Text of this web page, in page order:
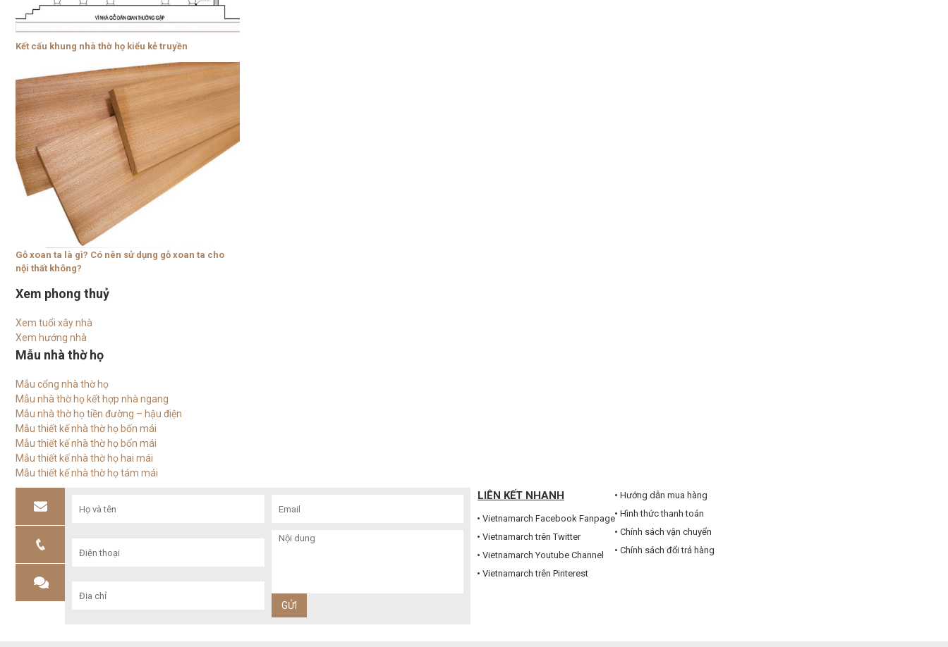
Kết cấu khung nhà thờ họ kiểu kẻ truyền
Gỗ xoan ta là gì? Có nên sử dụng gỗ xoan ta cho
nội thất không?
Xem phong thuỷ
Xem tuổi xây nhà
Xem hướng nhà
Mẫu nhà thờ họ
Mẫu cổng nhà thờ họ
Mẫu nhà thờ họ kết hợp nhà ngang
Mẫu nhà thờ họ tiền đường – hậu điện
Mẫu thiết kế nhà thờ họ bốn mái
Mẫu thiết kế nhà thờ họ bốn mái
Mẫu thiết kế nhà thờ họ hai mái
Mẫu thiết kế nhà thờ họ tám mái
LIÊN KẾT NHANH
Vietnamarch Facebook Fanpage
Vietnamarch trên Twitter
Vietnamarch Youtube Channel
Vietnamarch trên Pinterest
Hướng dẫn mua hàng
Hình thức thanh toán
Chính sách vận chuyển
Chính sách đổi trả hàng